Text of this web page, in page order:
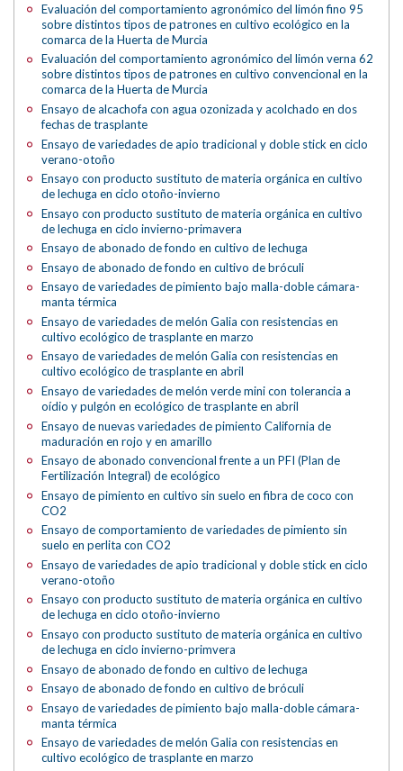
Evaluación del comportamiento agronómico del limón fino 95
sobre distintos tipos de patrones en cultivo ecológico en la
comarca de la Huerta de Murcia
Evaluación del comportamiento agronómico del limón verna 62
sobre distintos tipos de patrones en cultivo convencional en la
comarca de la Huerta de Murcia
Ensayo de alcachofa con agua ozonizada y acolchado en dos
fechas de trasplante
Ensayo de variedades de apio tradicional y doble stick en ciclo
verano-otoño
Ensayo con producto sustituto de materia orgánica en cultivo
de lechuga en ciclo otoño-invierno
Ensayo con producto sustituto de materia orgánica en cultivo
de lechuga en ciclo invierno-primavera
Ensayo de abonado de fondo en cultivo de lechuga
Ensayo de abonado de fondo en cultivo de bróculi
Ensayo de variedades de pimiento bajo malla-doble cámara-
manta térmica
Ensayo de variedades de melón Galia con resistencias en
cultivo ecológico de trasplante en marzo
Ensayo de variedades de melón Galia con resistencias en
cultivo ecológico de trasplante en abril
Ensayo de variedades de melón verde mini con tolerancia a
oídio y pulgón en ecológico de trasplante en abril
Ensayo de nuevas variedades de pimiento California de
maduración en rojo y en amarillo
Ensayo de abonado convencional frente a un PFI (Plan de
Fertilización Integral) de ecológico
Ensayo de pimiento en cultivo sin suelo en fibra de coco con
CO2
Ensayo de comportamiento de variedades de pimiento sin
suelo en perlita con CO2
Ensayo de variedades de apio tradicional y doble stick en ciclo
verano-otoño
Ensayo con producto sustituto de materia orgánica en cultivo
de lechuga en ciclo otoño-invierno
Ensayo con producto sustituto de materia orgánica en cultivo
de lechuga en ciclo invierno-primvera
Ensayo de abonado de fondo en cultivo de lechuga
Ensayo de abonado de fondo en cultivo de bróculi
Ensayo de variedades de pimiento bajo malla-doble cámara-
manta térmica
Ensayo de variedades de melón Galia con resistencias en
cultivo ecológico de trasplante en marzo